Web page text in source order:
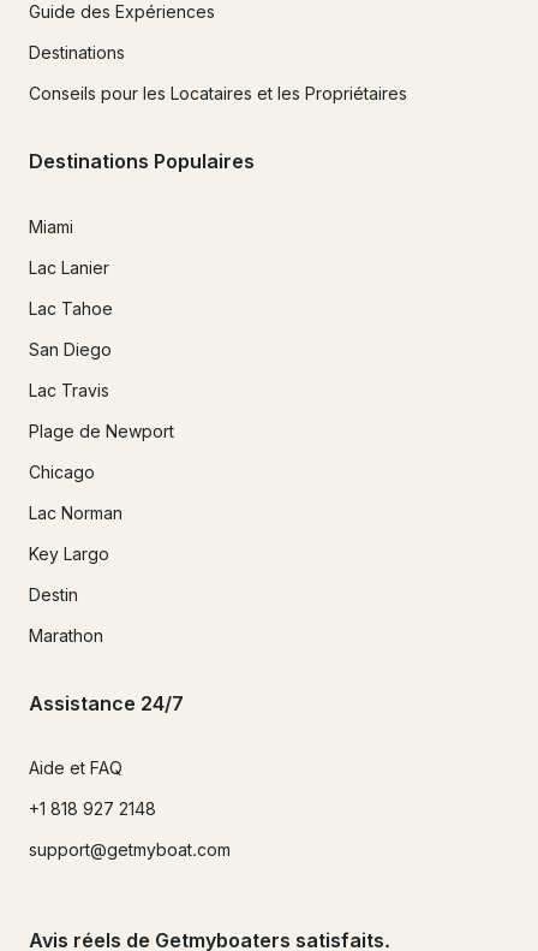
Guide des Expériences
Destinations
Conseils pour les Locataires et les Propriétaires
Destinations Populaires
Miami
Lac Lanier
Lac Tahoe
San Diego
Lac Travis
Plage de Newport
Chicago
Lac Norman
Key Largo
Destin
Marathon
Assistance 24/7
Aide et FAQ
+1 818 927 2148
support@getmyboat.com
Avis réels de Getmyboaters satisfaits.